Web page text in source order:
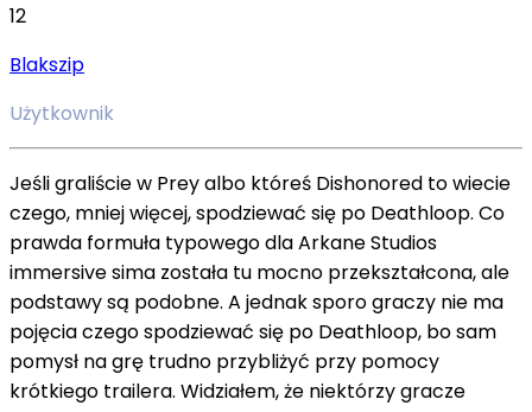
12
Blakszip
Użytkownik
Jeśli graliście w Prey albo któreś Dishonored to wiecie
czego, mniej więcej, spodziewać się po Deathloop. Co
prawda formuła typowego dla Arkane Studios
immersive sima została tu mocno przekształcona, ale
podstawy są podobne. A jednak sporo graczy nie ma
pojęcia czego spodziewać się po Deathloop, bo sam
pomysł na grę trudno przybliżyć przy pomocy
krótkiego trailera. Widziałem, że niektórzy gracze